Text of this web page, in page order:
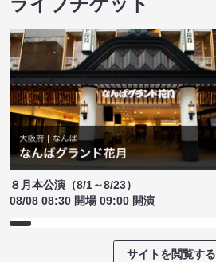
８月本公演（8/1～8/23）
08/08 08:30 開場 09:00 開演
サイトを閲覧する